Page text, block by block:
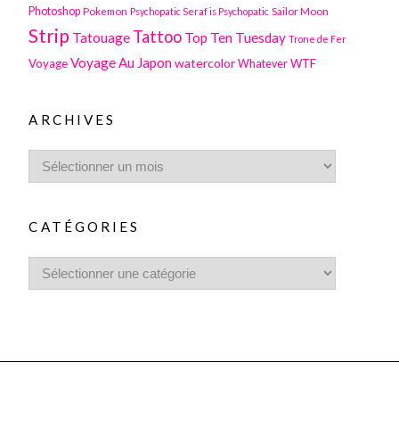
Photoshop Pokemon Psychopatic Seraf is Psychopatic Sailor Moon
Strip Tatouage Tattoo Top Ten Tuesday Trone de Fer
Voyage Voyage Au Japon watercolor Whatever WTF
ARCHIVES
CATÉGORIES